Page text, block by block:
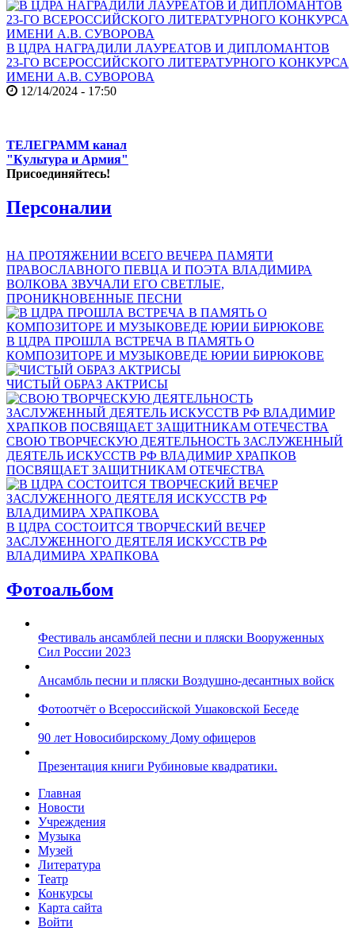
В ЦДРА НАГРАДИЛИ ЛАУРЕАТОВ И ДИПЛОМАНТОВ
23-ГО ВСЕРОССИЙСКОГО ЛИТЕРАТУРНОГО КОНКУРСА
ИМЕНИ А.В. СУВОРОВА
12/14/2024 - 17:50
ТЕЛЕГРАММ канал
"Культура и Армия"
Присоединяйтесь!
Персоналии
НА ПРОТЯЖЕНИИ ВСЕГО ВЕЧЕРА ПАМЯТИ
ПРАВОСЛАВНОГО ПЕВЦА И ПОЭТА ВЛАДИМИРА
ВОЛКОВА ЗВУЧАЛИ ЕГО СВЕТЛЫЕ,
ПРОНИКНОВЕННЫЕ ПЕСНИ
В ЦДРА ПРОШЛА ВСТРЕЧА В ПАМЯТЬ О
КОМПОЗИТОРЕ И МУЗЫКОВЕДЕ ЮРИИ БИРЮКОВЕ
ЧИСТЫЙ ОБРАЗ АКТРИСЫ
СВОЮ ТВОРЧЕСКУЮ ДЕЯТЕЛЬНОСТЬ ЗАСЛУЖЕННЫЙ
ДЕЯТЕЛЬ ИСКУССТВ РФ ВЛАДИМИР ХРАПКОВ
ПОСВЯЩАЕТ ЗАЩИТНИКАМ ОТЕЧЕСТВА
В ЦДРА СОСТОИТСЯ ТВОРЧЕСКИЙ ВЕЧЕР
ЗАСЛУЖЕННОГО ДЕЯТЕЛЯ ИСКУССТВ РФ
ВЛАДИМИРА ХРАПКОВА
Фотоальбом
Фестиваль ансамблей песни и пляски Вооруженных
Сил России 2023
Ансамбль песни и пляски Воздушно-десантных войск
Фотоотчёт о Всероссийской Ушаковской Беседе
90 лет Новосибирскому Дому офицеров
Презентация книги Рубиновые квадратики.
Главная
Новости
Учреждения
Музыка
Музей
Литература
Театр
Конкурсы
Карта сайта
Войти